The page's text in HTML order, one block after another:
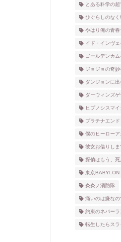
とある科学の
ひぐらしのなく
やはり俺の青
イド・インヴェ
ゴールデンカム
ジョジョの奇
ダンジョンに
ダーウィンズゲ
ヒプノシスマイ
プラチナエンド
僕のヒーローア
彼女お借りしま
探偵はもう、死
東京BABYLON
炎炎ノ消防隊
痛いのは嫌なの
約束のネバーラ
転生したらス